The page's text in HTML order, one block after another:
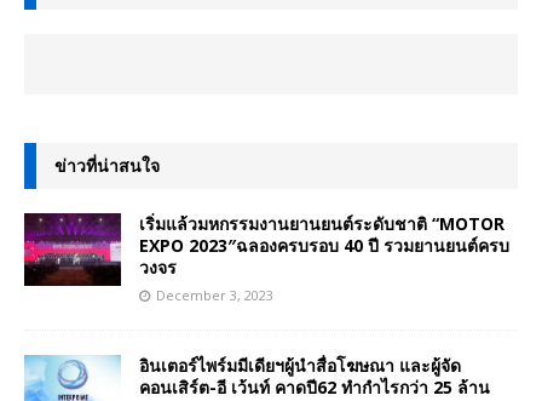
ข่าวที่น่าสนใจ
เริ่มแล้วมหกรรมงานยานยนต์ระดับชาติ “MOTOR
EXPO 2023″ฉลองครบรอบ 40 ปี รวมยานยนต์ครบ
วงจร
December 3, 2023
อินเตอร์ไพร์มมีเดียฯผู้นำสื่อโฆษณา และผู้จัด
คอนเสิร์ต-อี เว้นท์ คาดปี62 ทำกำไรกว่า 25 ล้าน